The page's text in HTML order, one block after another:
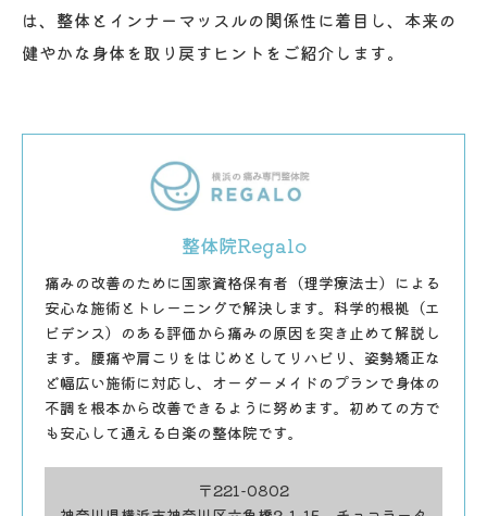
は、整体とインナーマッスルの関係性に着目し、本来の
健やかな身体を取り戻すヒントをご紹介します。
整体院Regalo
痛みの改善のために国家資格保有者（理学療法士）による
安心な施術とトレーニングで解決します。科学的根拠（エ
ビデンス）のある評価から痛みの原因を突き止めて解説し
ます。腰痛や肩こりをはじめとしてリハビリ、姿勢矯正な
ど幅広い施術に対応し、オーダーメイドのプランで身体の
不調を根本から改善できるように努めます。初めての方で
も安心して通える白楽の整体院です。
〒221-0802